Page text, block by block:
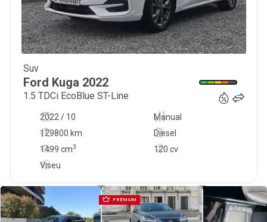
Suv
Ford Kuga 2022
1.5 TDCi EcoBlue ST-Line
2022 / 10
Manual
129800 km
120 cv
Diesel
1499 cm3
Viseu
PRÉMIUM